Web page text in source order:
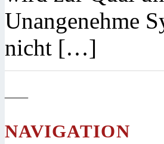
Unangenehme
nicht […]
—
NAVIGATION